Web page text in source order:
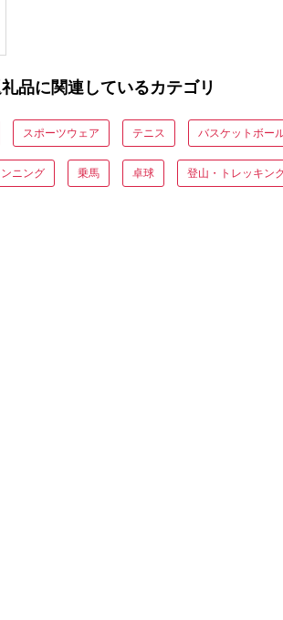
品に関連しているカテゴリ
スポーツウェア テニス バスケットボー
ニング 乗馬 卓球 登山・トレッキン